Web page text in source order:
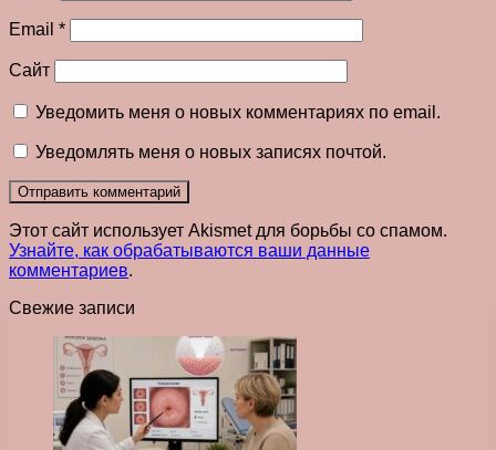
Email *
Сайт
Уведомить меня о новых комментариях по email.
Уведомлять меня о новых записях почтой.
Этот сайт использует Akismet для борьбы со спамом.
Узнайте, как обрабатываются ваши данные
комментариев.
Свежие записи